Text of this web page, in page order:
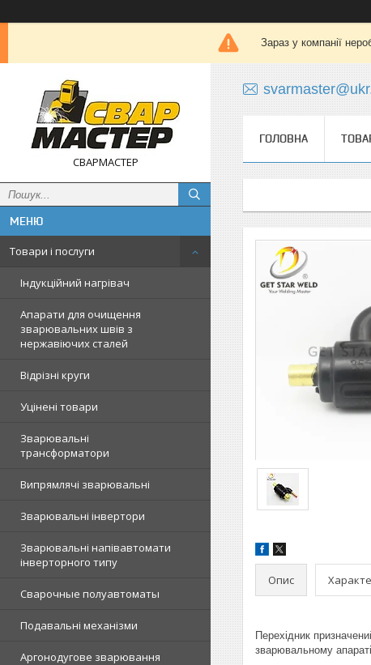
Зараз у компанії
СВАРМАСТЕР
Товари і послуги
Індукційний нагрівач
Апарати для очищення
зварювальних швів з
нержавіючих сталей
Відрізні круги
Уцінені товари
Зварювальні
трансформатори
Випрямлячі зварювальні
Зварювальні інвертори
Зварювальні напівавтомати
інверторного типу
Сварочные полуавтоматы
Подавальні механізми
Аргонодугове зварювання
ГОЛОВНА
Опис
Перехідник
зварювальному